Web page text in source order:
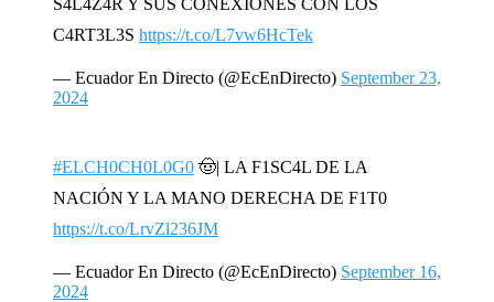
C4RT3L3S https://t.co/L7vw6HcTek
— Ecuador En Directo (@EcEnDirecto) September 23,
2024
#ELCH0CH0L0G0 🤠| LA F1SC4L DE LA
NACIÓN Y LA MANO DERECHA DE F1T0
https://t.co/LrvZl236JM
— Ecuador En Directo (@EcEnDirecto) September 16,
2024